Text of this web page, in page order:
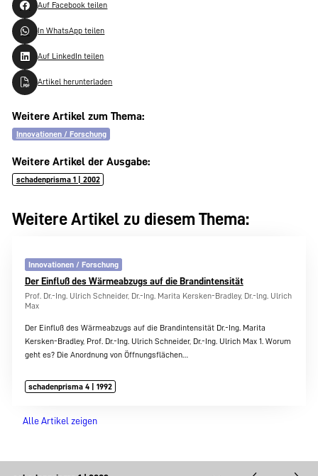
Auf Facebook teilen
In WhatsApp teilen
Auf LinkedIn teilen
Artikel herunterladen
Weitere Artikel zum Thema:
Innovationen / Forschung
Weitere Artikel der Ausgabe:
schadenprisma 1 | 2002
Weitere Artikel zu diesem Thema:
Innovationen / Forschung
Der Einfluß des Wärmeabzugs auf die Brandintensität
Prof. Dr.-Ing. Ulrich Schneider, Dr.-Ing. Marita Kersken-Bradley, Dr.-lng. Ulrich
Max
Der Einfluß des Wärmeabzugs auf die Brandintensität Dr.-Ing. Marita
Kersken-Bradley, Prof. Dr.-Ing. Ulrich Schneider, Dr.-Ing. Ulrich Max 1. Worum
geht es? Die Anordnung von Öffnungsflächen…
schadenprisma 4 | 1992
Alle Artikel zeigen